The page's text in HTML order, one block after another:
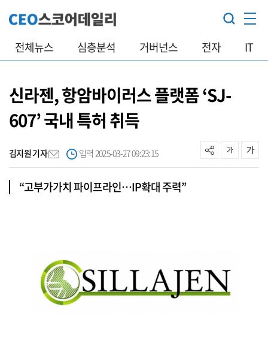
전체뉴스 심층분석 거버넌스 전자 IT
신라젠, 항암바이러스 플랫폼 ‘SJ-
607’ 국내 특허 취득
김지원 기자 입력 2025-03-27 09:23:15
“고부가가치 파이프라인…IP확대 주력”